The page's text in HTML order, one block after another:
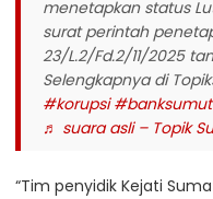
menetapkan status
surat perintah
23/L.2/Fd.2/11/2025
Selengkapnya di
#korupsi #banksumut
♬ suara asli – Topik
“Tim penyidik Kejati